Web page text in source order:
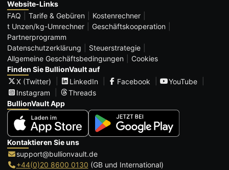
Website-Links
FAQ
Tarife & Gebüren
Kostenrechner
t Unzen/kg-Umrechner
Geschäftskooperation
Partnerprogramm
Datenschutzerklärung
Steuerstrategie
Allgemeine Geschäftsbedingungen
Cookies
Finden Sie BullionVault auf
X (Twitter)
LinkedIn Facebook
YouTube
Instagram
Threads
BullionVault App
Kontaktieren Sie uns
support@bullionvault.de
+44(0)20 8600 0130 (GB und International)